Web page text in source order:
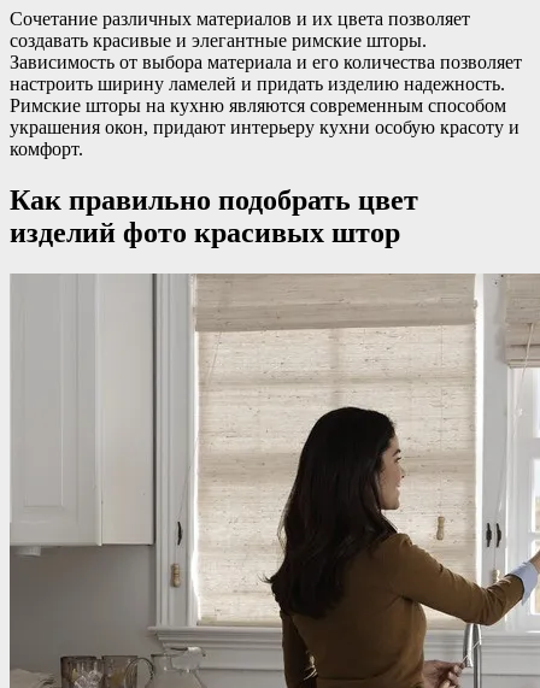
Сочетание различных материалов и их цвета позволяет
создавать красивые и элегантные римские шторы.
Зависимость от выбора материала и его количества позволяет
настроить ширину ламелей и придать изделию надежность.
Римские шторы на кухню являются современным способом
украшения окон, придают интерьеру кухни особую красоту и
комфорт.
Как правильно подобрать цвет
изделий фото красивых штор